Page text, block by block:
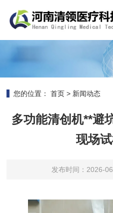
您的位置： 首页 > 新闻动态
多功能清创机**避
现场
发布时间：2026-